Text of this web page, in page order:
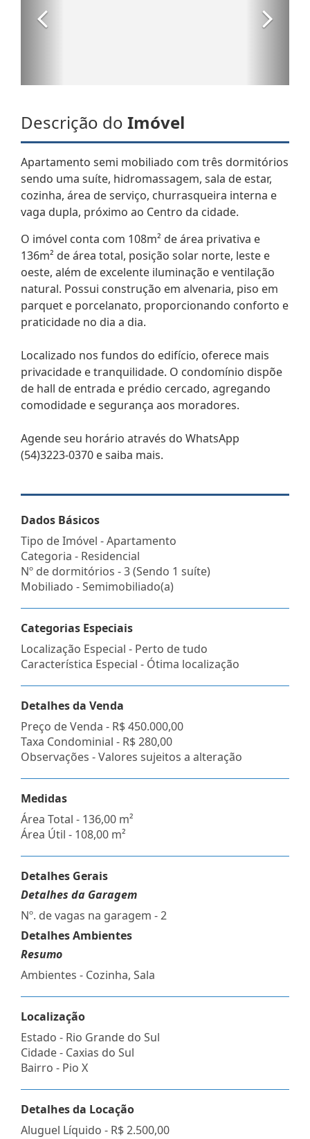
Descrição do Imóvel
Apartamento semi mobiliado com três dormitórios
sendo uma suíte, hidromassagem, sala de estar,
cozinha, área de serviço, churrasqueira interna e
vaga dupla, próximo ao Centro da cidade.
O imóvel conta com 108m² de área privativa e
136m² de área total, posição solar norte, leste e
oeste, além de excelente iluminação e ventilação
natural. Possui construção em alvenaria, piso em
parquet e porcelanato, proporcionando conforto e
praticidade no dia a dia.
Localizado nos fundos do edifício, oferece mais
privacidade e tranquilidade. O condomínio dispõe
de hall de entrada e prédio cercado, agregando
comodidade e segurança aos moradores.
Agende seu horário através do WhatsApp
(54)3223-0370 e saiba mais.
Dados Básicos
Tipo de Imóvel - Apartamento
Categoria - Residencial
Nº de dormitórios - 3 (Sendo 1 suíte)
Mobiliado - Semimobiliado(a)
Categorias Especiais
Localização Especial - Perto de tudo
Característica Especial - Ótima localização
Detalhes da Venda
Preço de Venda - R$ 450.000,00
Taxa Condominial - R$ 280,00
Observações - Valores sujeitos a alteração
Medidas
Área Total - 136,00 m²
Área Útil - 108,00 m²
Detalhes Gerais
Detalhes da Garagem
Nº. de vagas na garagem - 2
Detalhes Ambientes
Resumo
Ambientes - Cozinha, Sala
Localização
Estado - Rio Grande do Sul
Cidade - Caxias do Sul
Bairro - Pio X
Detalhes da Locação
Aluguel Líquido - R$ 2.500,00